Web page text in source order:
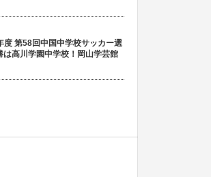
度 第58回中国中学校サッカー選
は高川学園中学校！岡山学芸館